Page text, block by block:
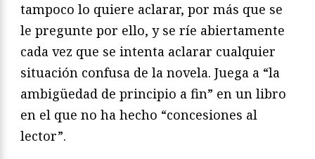
tampoco lo quiere aclarar, por más que se
le pregunte por ello, y se ríe abiertamente
cada vez que se intenta aclarar cualquier
situación confusa de la novela. Juega a “la
ambigüedad de principio a fin” en un libro
en el que no ha hecho “concesiones al
lector”.